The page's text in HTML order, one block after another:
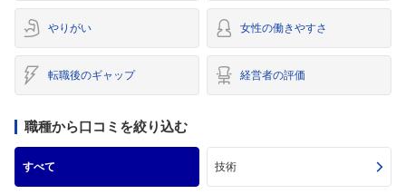
やりがい 女性の働きやすさ
転職後のギャップ 経営者の評価
職種から口コミを絞り込む
すべて 技術